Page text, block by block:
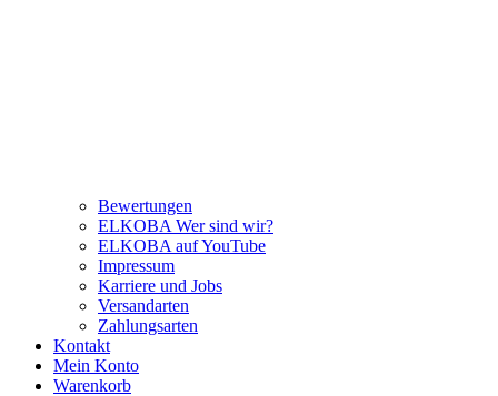
Bewertungen
ELKOBA Wer sind wir?
ELKOBA auf YouTube
Impressum
Karriere und Jobs
Versandarten
Zahlungsarten
Kontakt
Mein Konto
Warenkorb